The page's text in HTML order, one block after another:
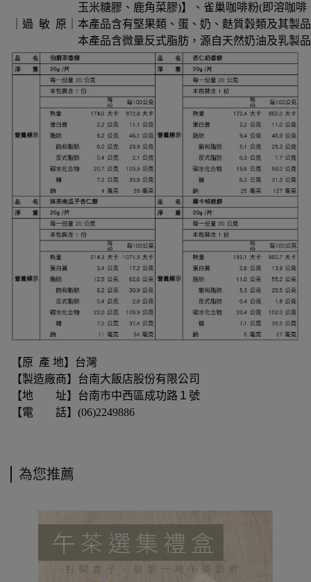
玉米糖膠、鹿角菜膠)】、雀巢咖啡粉(即溶咖啡、咖啡
｜過 敏 原｜本產品含有堅果類、蛋、奶、麩質穀類及其製品
本產品含微量反式脂肪，源自天然奶油及乳製品
【原 產 地】台灣
【製造廠商】台南大飯店股份有限公司
【地 址】台南市中西區成功路１號
【電 話】(06)2249886
為您推薦